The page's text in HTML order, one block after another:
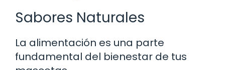
Sabores Naturales
La alimentación es una parte
fundamental del bienestar de tus